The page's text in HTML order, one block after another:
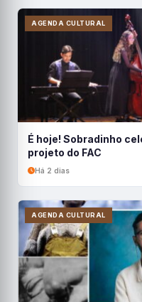
AGENDA CULTURAL
É hoje! Sobradinho
projeto do FAC
Há 2 dias
AGENDA CULTURAL